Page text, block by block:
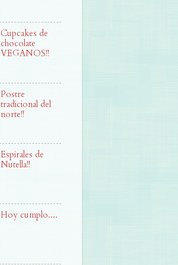
Cupcakes de
chocolate
VEGANOS!!
Postre
tradicional del
norte!!
Espirales de
Nutella!!
Hoy cumplo....